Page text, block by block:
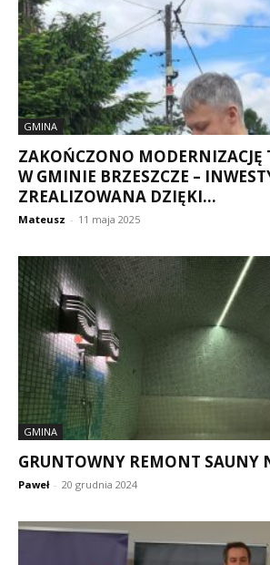
GMINA
ZAKOŃCZONO MODERNIZACJĘ
W GMINIE BRZESZCZE –
ZREALIZOWANA DZIĘKI...
Mateusz - 11 maja 2025
GMINA
GRUNTOWNY REMONT SAUNY
Paweł - 20 grudnia 2024